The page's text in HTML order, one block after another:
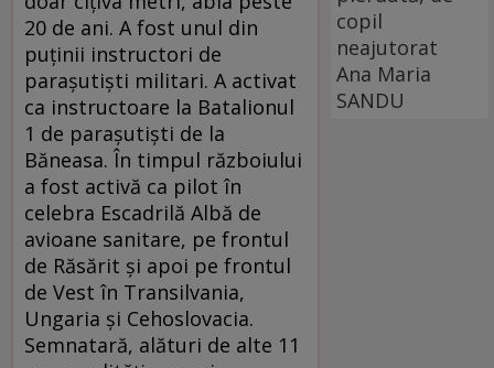
20 de ani. A fost unul din
puţinii instructori de
paraşutişti militari. A activat
ca instructoare la Batalionul
1 de paraşutişti de la
Băneasa. În timpul războiului
a fost activă ca pilot în
celebra Escadrilă Albă de
avioane sanitare, pe frontul
de Răsărit şi apoi pe frontul
de Vest în Transilvania,
Ungaria şi Cehoslovacia.
Semnatară, alături de alte 11
copil
neajutorat
Ana Maria
SANDU